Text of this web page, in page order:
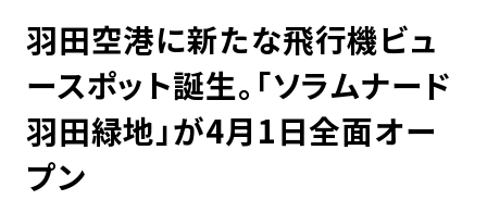
羽田空港に新たな飛行機ビュ
ースポット誕生。「ソラムナード
羽田緑地」が4月1日全面オー
プン